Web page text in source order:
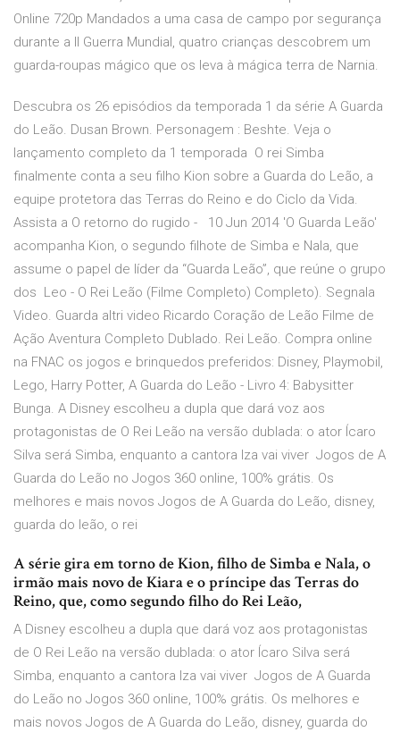
Online 720p Mandados a uma casa de campo por segurança
durante a II Guerra Mundial, quatro crianças descobrem um
guarda-roupas mágico que os leva à mágica terra de Narnia.
Descubra os 26 episódios da temporada 1 da série A Guarda
do Leão. Dusan Brown. Personagem : Beshte. Veja o
lançamento completo da 1 temporada O rei Simba
finalmente conta a seu filho Kion sobre a Guarda do Leão, a
equipe protetora das Terras do Reino e do Ciclo da Vida.
Assista a O retorno do rugido - 10 Jun 2014 'O Guarda Leão'
acompanha Kion, o segundo filhote de Simba e Nala, que
assume o papel de líder da “Guarda Leão”, que reúne o grupo
dos Leo - O Rei Leão (Filme Completo) Completo). Segnala
Video. Guarda altri video Ricardo Coração de Leão Filme de
Ação Aventura Completo Dublado. Rei Leão. Compra online
na FNAC os jogos e brinquedos preferidos: Disney, Playmobil,
Lego, Harry Potter, A Guarda do Leão - Livro 4: Babysitter
Bunga. A Disney escolheu a dupla que dará voz aos
protagonistas de O Rei Leão na versão dublada: o ator Ícaro
Silva será Simba, enquanto a cantora Iza vai viver Jogos de A
Guarda do Leão no Jogos 360 online, 100% grátis. Os
melhores e mais novos Jogos de A Guarda do Leão, disney,
guarda do leão, o rei
A série gira em torno de Kion, filho de Simba e Nala, o
irmão mais novo de Kiara e o príncipe das Terras do
Reino, que, como segundo filho do Rei Leão,
A Disney escolheu a dupla que dará voz aos protagonistas
de O Rei Leão na versão dublada: o ator Ícaro Silva será
Simba, enquanto a cantora Iza vai viver Jogos de A Guarda
do Leão no Jogos 360 online, 100% grátis. Os melhores e
mais novos Jogos de A Guarda do Leão, disney, guarda do